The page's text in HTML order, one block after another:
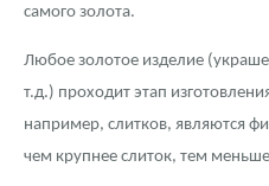
самого золота.
Любое золотое изделие
т.д.) проходит этап
например, слитков, являются
чем крупнее слиток, тем